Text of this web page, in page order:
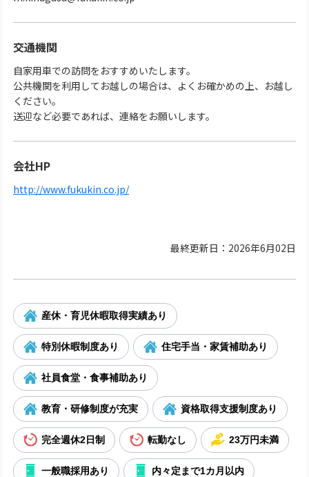
交通機関
自家用車での訪問をおすすめいたします。
公共機関を利用してお越しの場合は、よくお確かめの上、お越し
ください。
送迎など必要であれば、連絡をお願いします。
会社HP
http://www.fukukin.co.jp/
最終更新日：2026年6月02日
産休・育児休暇取得実績あり
特別休暇制度あり 住宅手当・家賃補助あり
社員食堂・食事補助あり
教育・研修制度が充実 資格取得支援制度あり
完全週休2日制 転勤なし 23万円未満
一般職採用あり 内々定まで1カ月以内